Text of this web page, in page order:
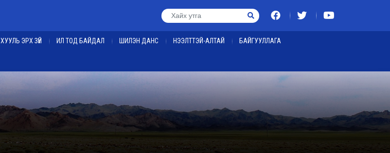
ХУУЛЬ ЭРХ ЗҮЙ ИЛ ТОД БАЙДАЛ ШИЛЭН ДАНС НЭЭЛТТЭЙ-АЛТАЙ БАЙГУУЛЛАГА